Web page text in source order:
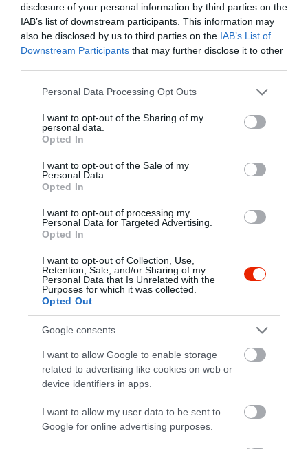
disclosure of your personal information by third parties on the
IAB’s list of downstream participants. This information may
also be disclosed by us to third parties on the IAB’s List of
Downstream Participants that may further disclose it to other
Please note that this website/app uses one or more Google
not limited to your visit or usage behaviour. You may click to
grant or deny consent to Google and its third-party tags to
use your data for below specified purposes in below Google
consent section.
Personal Data Processing Opt Outs
I want to opt-out of the Sharing of my
personal data.
Opted In
I want to opt-out of the Sale of my
Personal Data.
Opted In
I want to opt-out of processing my
Personal Data for Targeted Advertising.
Opted In
I want to opt-out of Collection, Use,
Retention, Sale, and/or Sharing of my
Personal Data that Is Unrelated with the
Purposes for which it was collected.
Opted Out
Google consents
I want to allow Google to enable storage
related to advertising like cookies on web or
device identifiers in apps.
I want to allow my user data to be sent to
Google for online advertising purposes.
Értékelések
4.3
Összesen 6
3 0
2
Boldizsár Enikő
Nagyon rossz a hely....
Balatonfüredre utaznunk
.Ezért látogattuk meg az
hely ...Ki küldtek minket
,másokat is .Azután nagy